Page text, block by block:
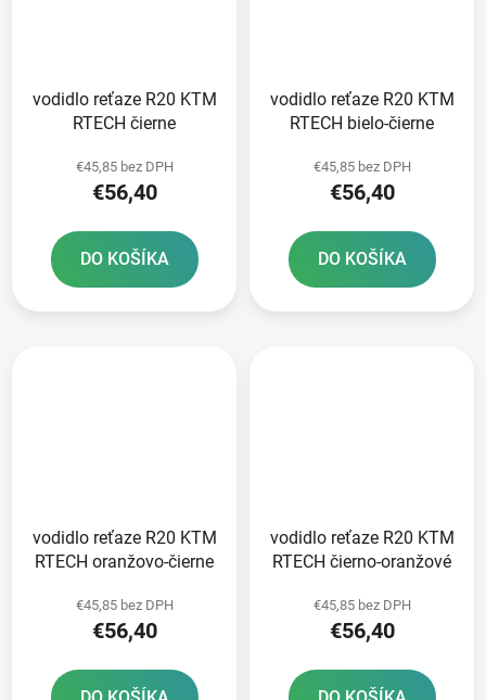
vodidlo reťaze R20 KTM
RTECH čierne
€45,85 bez DPH
€56,40
DO KOŠÍKA
vodidlo reťaze R20 KTM
RTECH bielo-čierne
€45,85 bez DPH
€56,40
DO KOŠÍKA
vodidlo reťaze R20 KTM
RTECH oranžovo-čierne
€45,85 bez DPH
€56,40
vodidlo reťaze R20 KTM
RTECH čierno-oranžové
€45,85 bez DPH
€56,40